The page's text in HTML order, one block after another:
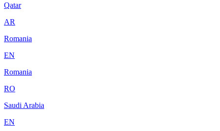
Qatar
AR
Romania
EN
Romania
RO
Saudi Arabia
EN